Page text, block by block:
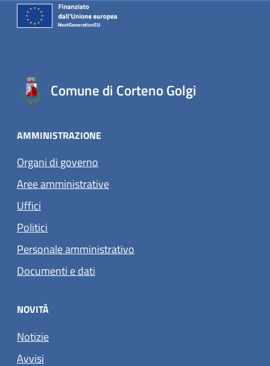
Comune di Corteno Golgi
AMMINISTRAZIONE
Organi di governo
Aree amministrative
Uffici
Politici
Personale amministrativo
Documenti e dati
NOVITÀ
Notizie
Avvisi